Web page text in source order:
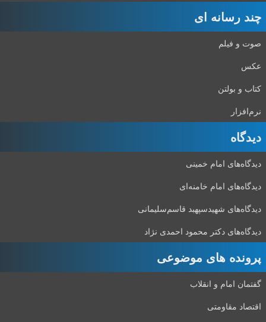
چند رسانه ای
صوت و فیلم
عکس
کتاب و بولتن
نرم‌افزار
دیدگاه‌
دیدگاه‌های امام خمینی
دیدگاه‌های امام خامنه‌ای
دیدگاه‌های شهید‌سپهبد قاسم‌سلیمانی
دیدگاه‌های دکتر محمود احمدی نژاد
پرونده های موضوعی
گفتمان امام و انقلاب
اقتصاد مقاومتی